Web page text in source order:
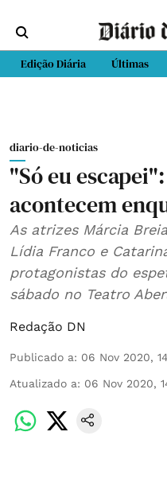
Edição Diária Últimas
diario-de-noticias
"Só eu
acontecem
As atrizes Márcia
Lídia Franco e
protagonistas do
sábado no Teatro
Redação DN
Publicado a: 06 Nov 2020,
Atualizado a: 06 Nov 2020,